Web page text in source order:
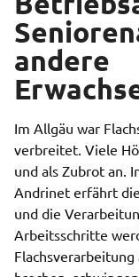
andere
Im Allgäu war
verbreitet. Viele
und als Zubrot an.
Andrinet erfährt
und die
Arbeitsschritte